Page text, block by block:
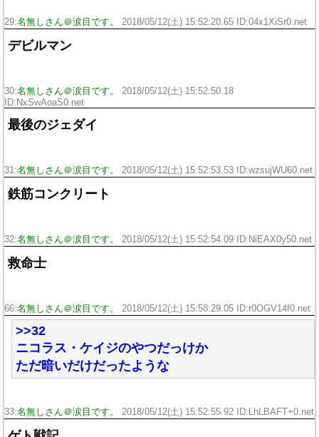
29:名無しさん＠涙目です。 2018/05/12(土) 15:52:20.65 ID:04x1XiSr0.net
デビルマン
30:名無しさん＠涙目です。
2018/05/12(土) 15:52:50.18
ID:NxSwAoaS0.net
最後のジェダイ
31:名無しさん＠涙目です。 2018/05/12(土) 15:52:53.53 ID:wzsujWU60.net
鉄筋コンクリート
32:名無しさん＠涙目です。 2018/05/12(土) 15:52:54.09 ID:NiEAX0y50.net
救命士
66:名無しさん＠涙目です。 2018/05/12(土) 15:58:29.05 ID:r0OGV14f0.net
>>32
ニコラス・ケイジのやつだっけか
ただ暗いだけだったような
33:名無しさん＠涙目です。 2018/05/12(土) 15:52:55.92 ID:LhLBAFT+0.net